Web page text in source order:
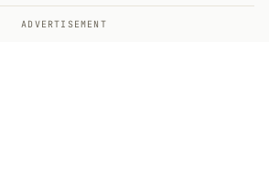
ADVERTISEMENT